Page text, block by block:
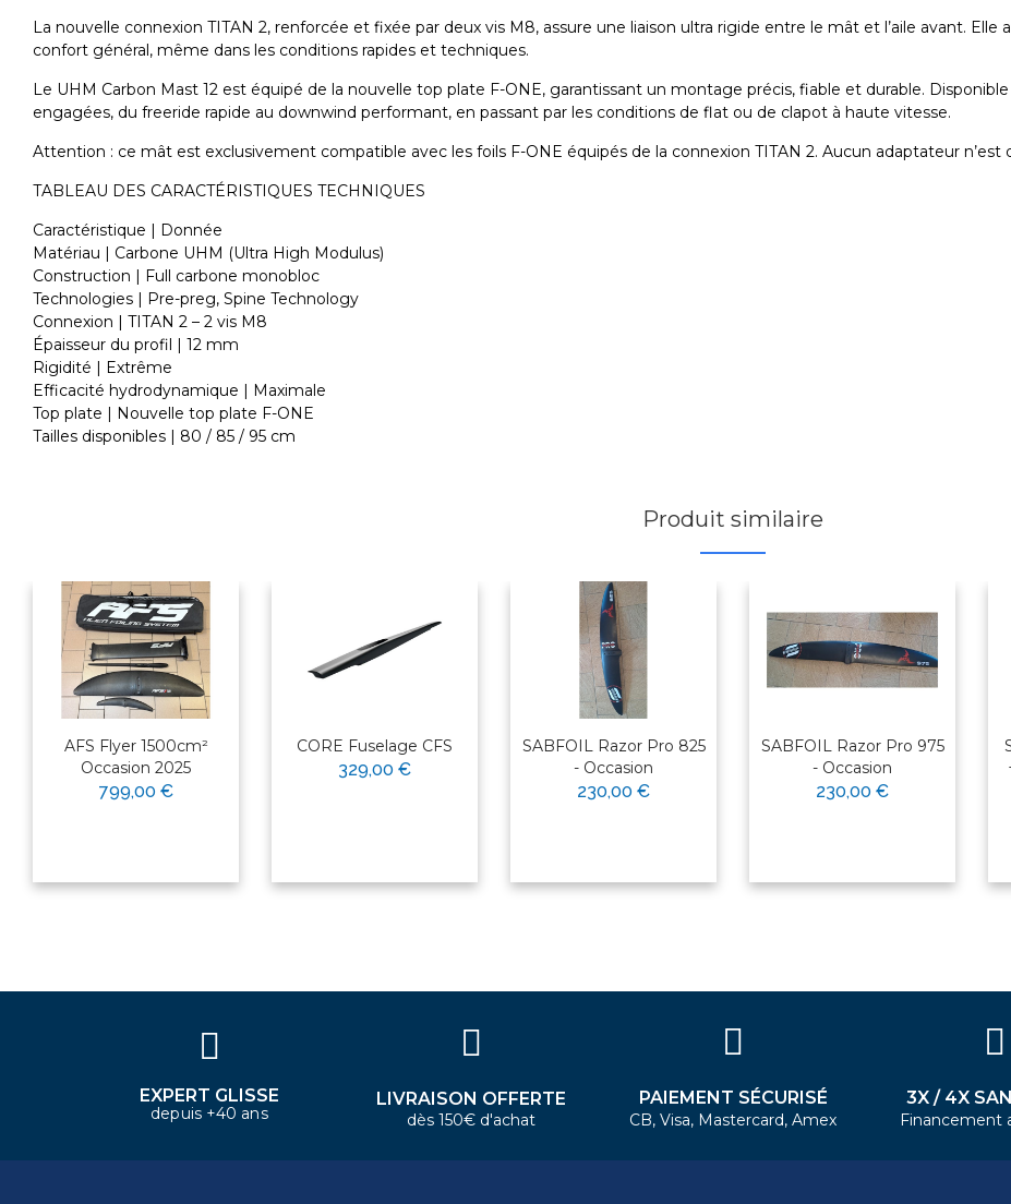
La nouvelle connexion TITAN 2, renforcée et fixée par deux vis M8, assure une liaison ultra rigide entre le mât et l’aile avant.
confort général, même dans les conditions rapides et techniques.
Le UHM Carbon Mast 12 est équipé de la nouvelle top plate F-ONE, garantissant un montage précis, fiable et durable.
engagées, du freeride rapide au downwind performant, en passant par les conditions de flat ou de clapot à haute vitesse.
Attention : ce mât est exclusivement compatible avec les foils F-ONE équipés de la connexion TITAN 2. Aucun adaptateur n’est
TABLEAU DES CARACTÉRISTIQUES TECHNIQUES
Caractéristique | Donnée
Matériau | Carbone UHM (Ultra High Modulus)
Construction | Full carbone monobloc
Technologies | Pre-preg, Spine Technology
Connexion | TITAN 2 – 2 vis M8
Épaisseur du profil | 12 mm
Rigidité | Extrême
Efficacité hydrodynamique | Maximale
Top plate | Nouvelle top plate F-ONE
Tailles disponibles | 80 / 85 / 95 cm
Produit similaire
AFS Flyer 1500cm²
Occasion 2025
799,00 €
CORE Fuselage CFS
329,00 €
SABFOIL Razor Pro 825
- Occasion
230,00 €
SABFOIL Razor Pro 975
- Occasion
230,00 €
×
EXPERT GLISSE
depuis +40 ans
LIVRAISON OFFERTE
dès 150€ d'achat
PAIEMENT SÉCURISÉ
CB, Visa, Mastercard, Amex
3X / 4X
Financement